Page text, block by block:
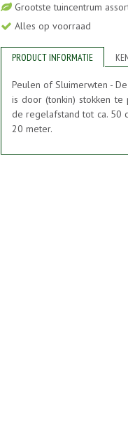
Grootste tuincentrum
Alles op voorraad
PRODUCT INFORMATIE
Peulen of Sluimerwten -
is door (tonkin) stokken
de regelafstand tot ca. 50
20 meter.